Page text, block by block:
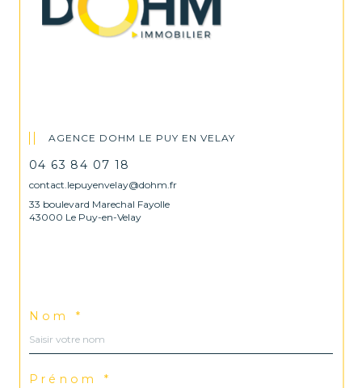
AGENCE DOHM LE PUY EN VELAY
04 63 84 07 18
contact.lepuyenvelay@dohm.fr
33 boulevard Marechal Fayolle
43000 Le Puy-en-Velay
Nom *
Prénom *